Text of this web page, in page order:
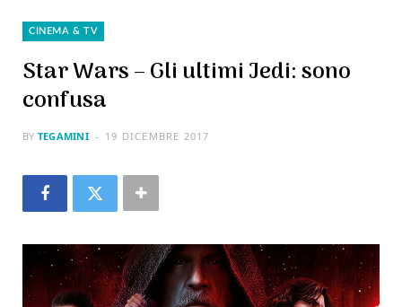
CINEMA & TV
Star Wars – Gli ultimi Jedi: sono
confusa
BY TEGAMINI 19 DICEMBRE 2017